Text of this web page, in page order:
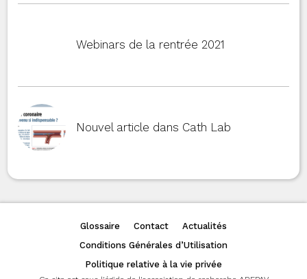
Webinars de la rentrée 2021
Nouvel article dans Cath Lab
Glossaire Contact
Actualités
Conditions Générales d’Utilisation
Politique relative à la vie privée